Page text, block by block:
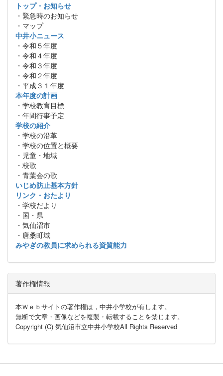
トップ・お知らせ
・緊急時のお知らせ
・マップ
中井小ニュース
・令和５年度
・令和４年度
・令和３年度
・令和２年度
・平成３１年度
本年度の計画
・学校教育目標
・年間行事予定
学校の紹介
・学校の沿革
・学校の位置と概要
・児童・地域
・校歌
・青葉会の歌
いじめ防止基本方針
リンク・おたより
・学校だより
・国・県
・気仙沼市
・唐桑町域
みやぎの教員に求められる資質能力
著作権情報
本Ｗｅｂサイトの著作権は，中井小学校が有します。
無断で文章・画像などを複製・転載することを禁じます。
Copyright (C) 気仙沼市立中井小学校All Rights Reserved